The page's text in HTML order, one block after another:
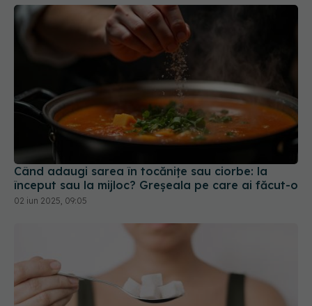
Când adaugi sarea în tocănițe sau ciorbe: la
început sau la mijloc? Greșeala pe care ai făcut-o
02 iun 2025, 09:05